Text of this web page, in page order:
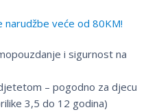
narudžbe veće od 80KM!
i sigurnost na
– pogodno za djecu
3,5 do 12 godina)